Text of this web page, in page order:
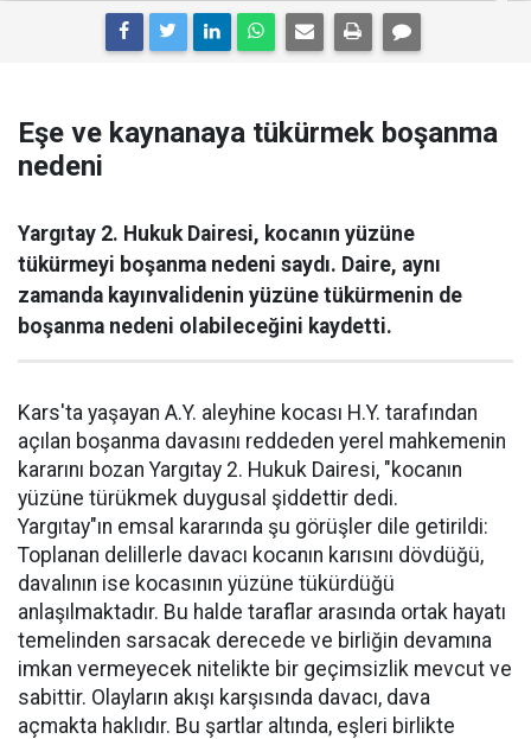
Eşe ve kaynanaya tükürmek boşanma
nedeni
Yargıtay 2. Hukuk Dairesi, kocanın yüzüne
tükürmeyi boşanma nedeni saydı. Daire, aynı
zamanda kayınvalidenin yüzüne tükürmenin de
boşanma nedeni olabileceğini kaydetti.
Kars'ta yaşayan A.Y. aleyhine kocası H.Y. tarafından
açılan boşanma davasını reddeden yerel mahkemenin
kararını bozan Yargıtay 2. Hukuk Dairesi, "kocanın
yüzüne türükmek duygusal şiddettir dedi.
Yargıtay"ın emsal kararında şu görüşler dile getirildi:
Toplanan delillerle davacı kocanın karısını dövdüğü,
davalının ise kocasının yüzüne tükürdüğü
anlaşılmaktadır. Bu halde taraflar arasında ortak hayatı
temelinden sarsacak derecede ve birliğin devamına
imkan vermeyecek nitelikte bir geçimsizlik mevcut ve
sabittir. Olayların akışı karşısında davacı, dava
açmakta haklıdır. Bu şartlar altında, eşleri birlikte